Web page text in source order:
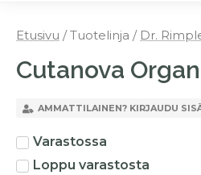
Etusivu / Tuotelinja / Dr.
Cutanova
AMMATTILAINEN? KIRJAUDU
Varastossa
Loppu varastosta